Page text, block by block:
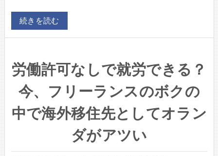
続きを読む
労働許可なしで就労できる？
今、フリーランスのボクの
中で海外移住先としてオラン
ダがアツい